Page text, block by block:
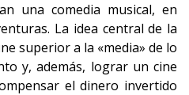
una comedia musical, en
La idea central de la
superior a la «media» de lo
y, además, lograr un cine
el dinero invertido